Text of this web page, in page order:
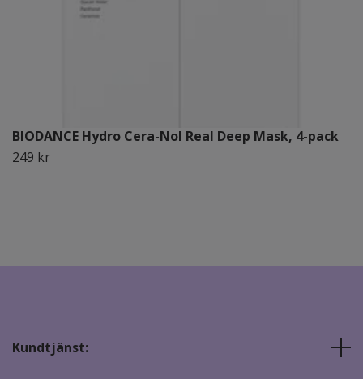
BIODANCE Hydro Cera-Nol Real Deep Mask, 4-pack
249 kr
Kundtjänst: